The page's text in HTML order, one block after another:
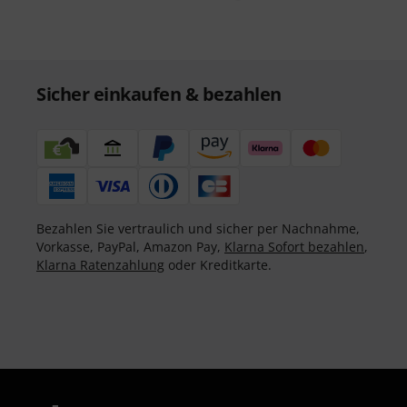
Sicher einkaufen & bezahlen
Bezahlen Sie vertraulich und sicher per Nachnahme,
Vorkasse, PayPal, Amazon Pay, Klarna Sofort bezahlen,
Klarna Ratenzahlung oder Kreditkarte.